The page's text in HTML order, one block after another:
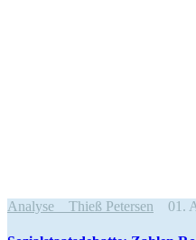
Analyse Thieß Petersen 01.